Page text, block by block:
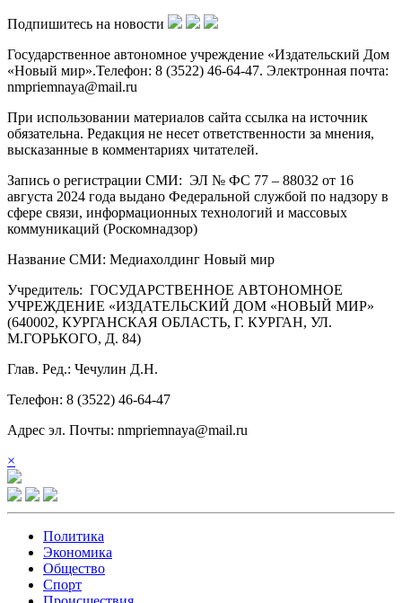
Подпишитесь на новости
Государственное автономное учреждение «Издательский Дом
«Новый мир».Телефон: 8 (3522) 46-64-47. Электронная почта:
nmpriemnaya@mail.ru
При использовании материалов сайта ссылка на источник
обязательна. Редакция не несет ответственности за мнения,
высказанные в комментариях читателей.
Запись о регистрации СМИ: ЭЛ № ФС 77 – 88032 от 16
августа 2024 года выдано Федеральной службой по надзору в
сфере связи, информационных технологий и массовых
коммуникаций (Роскомнадзор)
Название СМИ: Медиахолдинг Новый мир
Учредитель: ГОСУДАРСТВЕННОЕ АВТОНОМНОЕ
УЧРЕЖДЕНИЕ «ИЗДАТЕЛЬСКИЙ ДОМ «НОВЫЙ МИР»
(640002, КУРГАНСКАЯ ОБЛАСТЬ, Г. КУРГАН, УЛ.
М.ГОРЬКОГО, Д. 84)
Глав. Ред.: Чечулин Д.Н.
Телефон: 8 (3522) 46-64-47
Адрес эл. Почты: nmpriemnaya@mail.ru
×
Политика
Экономика
Общество
Спорт